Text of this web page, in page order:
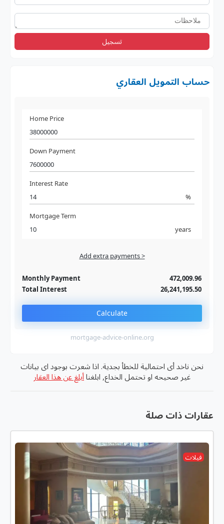
تسجيل
حساب التمويل العقاري
Home Price
Down Payment
Interest Rate
%
Mortgage Term
years
Add extra payments >
Monthly Payment
472,009.96
Total Interest
26,241,195.50
Calculate
mortgage-advice-online.org
نحن ناخد أى احتمالية للخطأ بجدية. اذا شعرت بوجود اى بيانات
غير صحيحه او تحتمل الخداع, ابلغنا أبلغ عن هذا العقار
عقارات ذات صلة
فيلات